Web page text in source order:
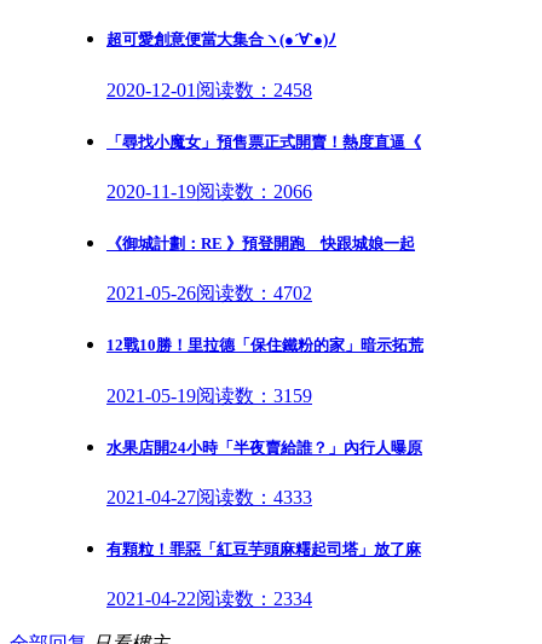
超可愛創意便當大集合ヽ(●´∀`●)ﾉ
2020-12-01 阅读数：2458
「尋找小魔女」預售票正式開賣！熱度直逼《
2020-11-19阅读数：2066
《御城計劃：RE 》預登開跑 快跟城娘一起
2021-05-26阅读数：4702
12戰10勝！里拉德「保住鐵粉的家」暗示拓荒
2021-05-19阅读数：3159
水果店開24小時「半夜賣給誰？」內行人曝原
2021-04-27阅读数：4333
有顆粒！罪惡「紅豆芋頭麻糬起司塔」放了麻
2021-04-22阅读数：2334